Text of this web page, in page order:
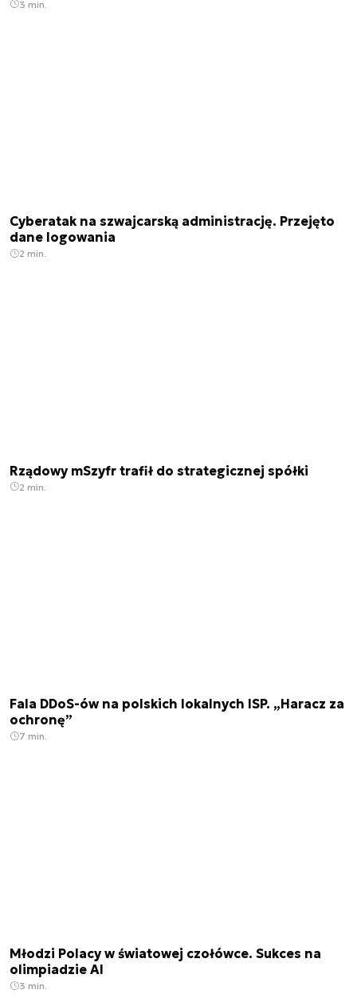
3 min.
Cyberatak na szwajcarską administrację. Przejęto
dane logowania
2 min.
Rządowy mSzyfr trafił do strategicznej spółki
2 min.
Fala DDoS-ów na polskich lokalnych ISP. „Haracz za
ochronę”
7 min.
Młodzi Polacy w światowej czołówce. Sukces na
olimpiadzie AI
3 min.